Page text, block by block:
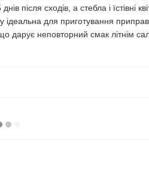
після сходів, а стебла і їстівні
для приготування
дарує неповторний смак літнім